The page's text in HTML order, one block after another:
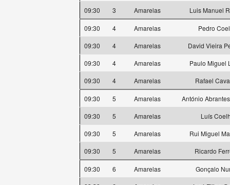
09:30
3 Amarelas Luis Manuel
09:30 4 Amarelas
Pedro
09:30
4 Amarelas
David Vieira
09:30
4 Amarelas
Paulo Miguel
09:30
4 Amarelas Rafael
09:30 5 Amarelas
António
09:30
5 Amarelas
Luís
09:30
5 Amarelas
Rui Miguel
09:30
5 Amarelas Ricardo
09:30 6 Amarelas
Gonçalo